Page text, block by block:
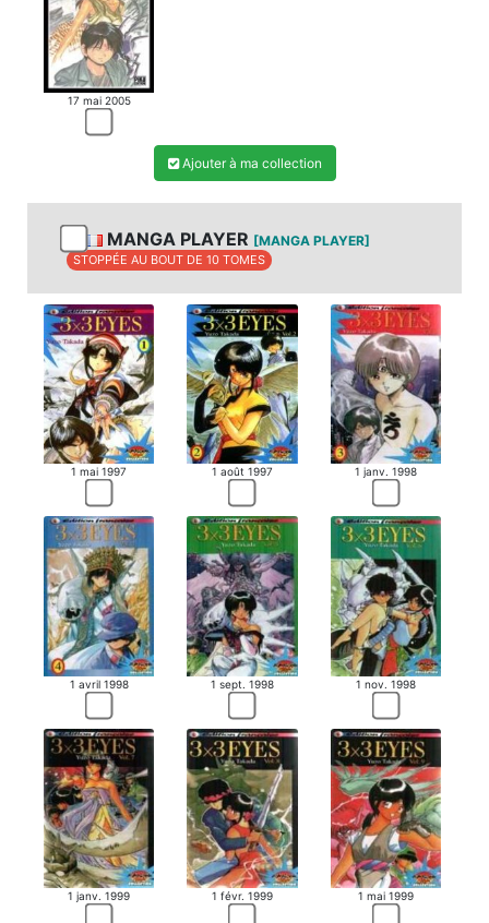
17 mai 2005
Ajouter à ma collection
MANGA PLAYER [MANGA PLAYER]
STOPPÉE AU BOUT DE 10 TOMES
1 mai 1997 1 août 1997 1 janv. 1998
1 avril 1998 1 sept. 1998 1 nov. 1998
1 janv. 1999 1 févr. 1999 1 mai 1999